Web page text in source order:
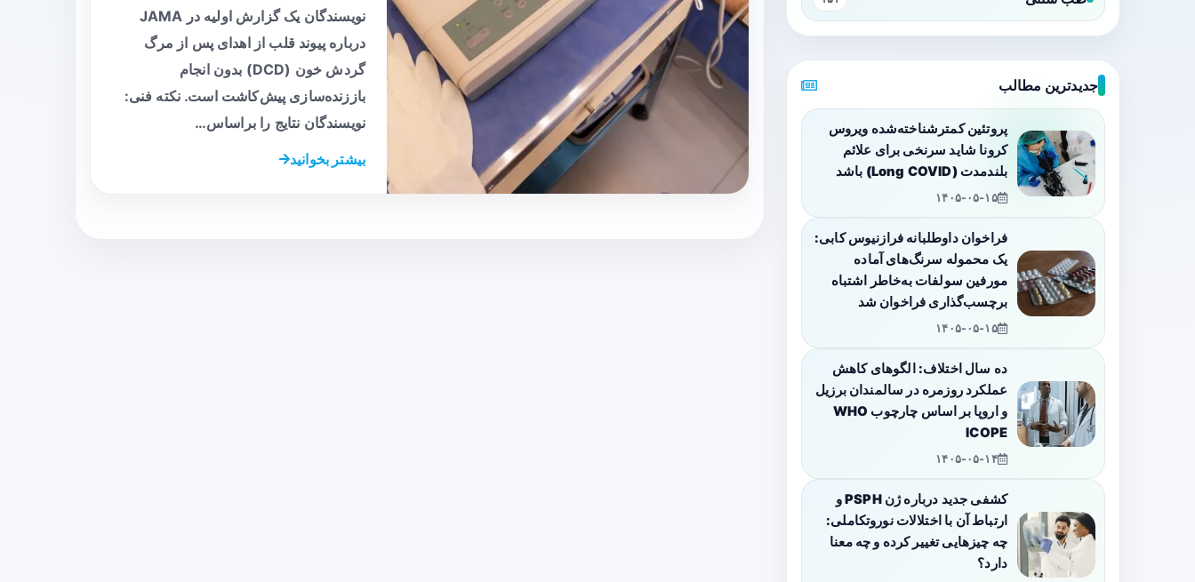
نویسندگان یک گزارش اولیه در JAMA
درباره پیوند قلب از اهدای پس از مرگ
گردش خون (DCD) بدون انجام
باززنده‌سازی پیش‌کاشت است. نکته فنی:
نویسندگان نتایج را براساس…
بیشتر بخوانید
جدیدترین مطالب
پروتئین کمترشناخته‌شده ویروس
کرونا شاید سرنخی برای علائم
بلندمدت (Long COVID) باشد
۱۴۰۵-۰۵-۱۵
فراخوان داوطلبانه فرازنیوس کابی:
یک محموله سرنگ‌های آماده
مورفین سولفات به‌خاطر اشتباه
برچسب‌گذاری فراخوان شد
۱۴۰۵-۰۵-۱۵
ده سال اختلاف: الگوهای کاهش
عملکرد روزمره در سالمندان برزیل
و اروپا بر اساس چارچوب WHO
ICOPE
۱۴۰۵-۰۵-۱۴
کشفی جدید درباره ژن PSPH و
ارتباط آن با اختلالات نوروتکاملی:
چه چیزهایی تغییر کرده و چه معنا
دارد؟